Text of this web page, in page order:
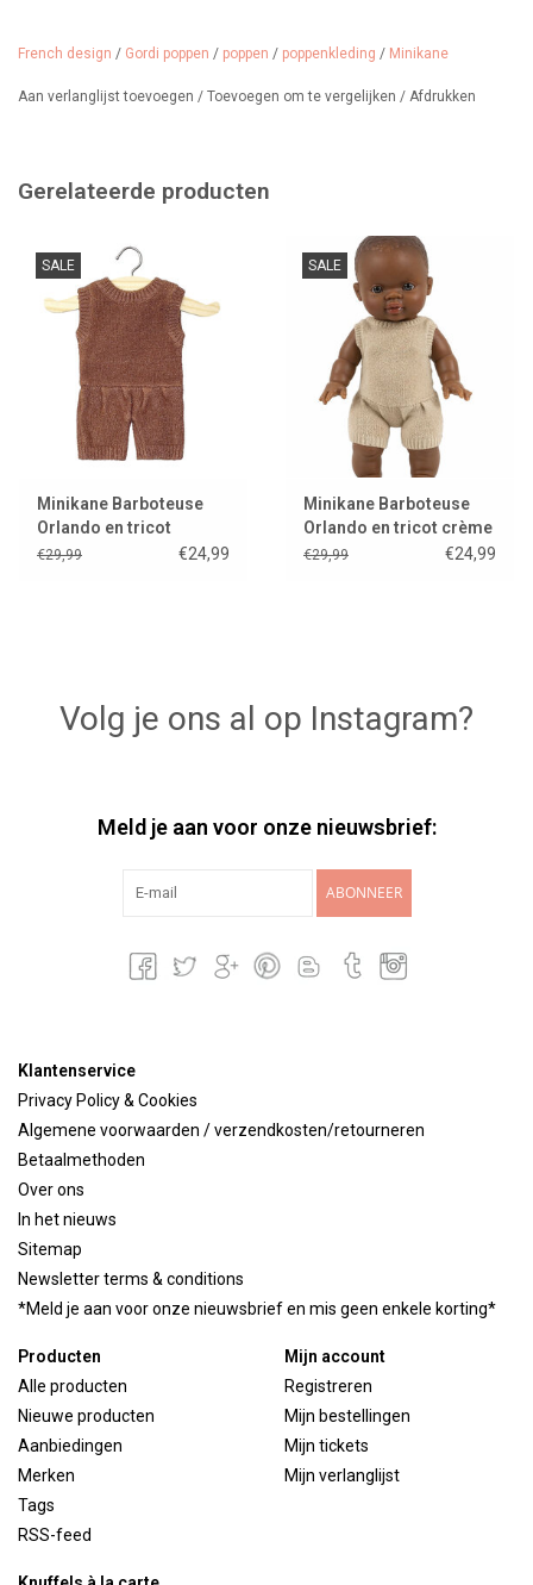
French design / Gordi poppen / poppen / poppenkleding / Minikane
Aan verlanglijst toevoegen / Toevoegen om te vergelijken / Afdrukken
Gerelateerde producten
SALE
Minikane Barboteuse
Orlando en tricot
caramel chiné voor
€29,99 €24,99
SALE
Minikane Barboteuse
Orlando en tricot crème
voor Gordi poppen &
€29,99 €24,99
Volg je ons al op Instagram?
Meld je aan voor onze nieuwsbrief:
ABONNEER
Klantenservice
Privacy Policy & Cookies
Algemene voorwaarden / verzendkosten/retourneren
Betaalmethoden
Over ons
In het nieuws
Sitemap
Newsletter terms & conditions
*Meld je aan voor onze nieuwsbrief en mis geen enkele korting*
Producten
Alle producten
Nieuwe producten
Aanbiedingen
Merken
Tags
RSS-feed
Mijn account
Registreren
Mijn bestellingen
Mijn tickets
Mijn verlanglijst